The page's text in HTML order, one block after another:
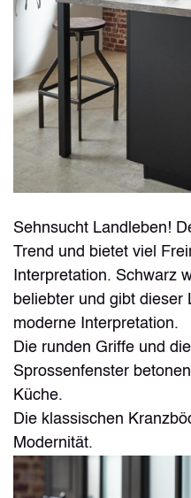
Sehnsucht Landleben!
Trend und bietet viel
Interpretation. Schwarz
beliebter und gibt dieser
moderne Interpretation.
Die runden Griffe und
Sprossenfenster
Küche.
Die klassischen
Modernität.